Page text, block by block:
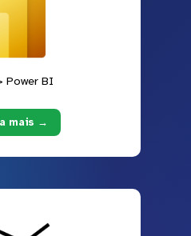
Power BI
mais →